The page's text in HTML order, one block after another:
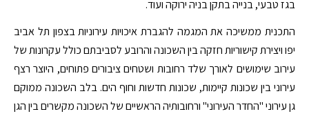
בגז טבעי, בנייה בתקן בניה ירוקה ועוד.
התכנית ממשיכה את המגמה להגברת איכויות עירוניות בצפון תל אביב
יפו ויצירת קישוריות חזקה בין השכונה והרובע לסביבתם כולל עקרונות של
עירוב שימושים לאורך שלד רחובות ושטחים ציבורים פתוחים, היוצר רצף
עירוני בין שכונות קיימות, שכונות חדשות וחוף הים. בלב השכונה ממוקם
גן עירוני "החדר העירוני" ורחובותיה הראשיים של השכונה מקשרים בין הגן